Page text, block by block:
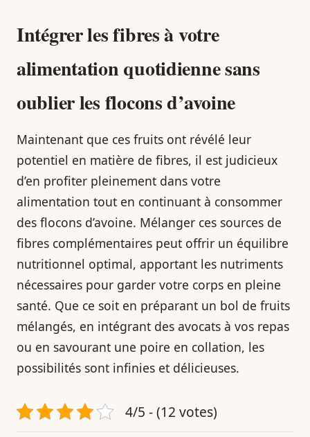
Intégrer les fibres à votre
alimentation quotidienne sans
oublier les flocons d’avoine
Maintenant que ces fruits ont révélé leur
potentiel en matière de fibres, il est judicieux
d’en profiter pleinement dans votre
alimentation tout en continuant à consommer
des flocons d’avoine. Mélanger ces sources de
fibres complémentaires peut offrir un équilibre
nutritionnel optimal, apportant les nutriments
nécessaires pour garder votre corps en pleine
santé. Que ce soit en préparant un bol de fruits
mélangés, en intégrant des avocats à vos repas
ou en savourant une poire en collation, les
possibilités sont infinies et délicieuses.
4/5 - (12 votes)